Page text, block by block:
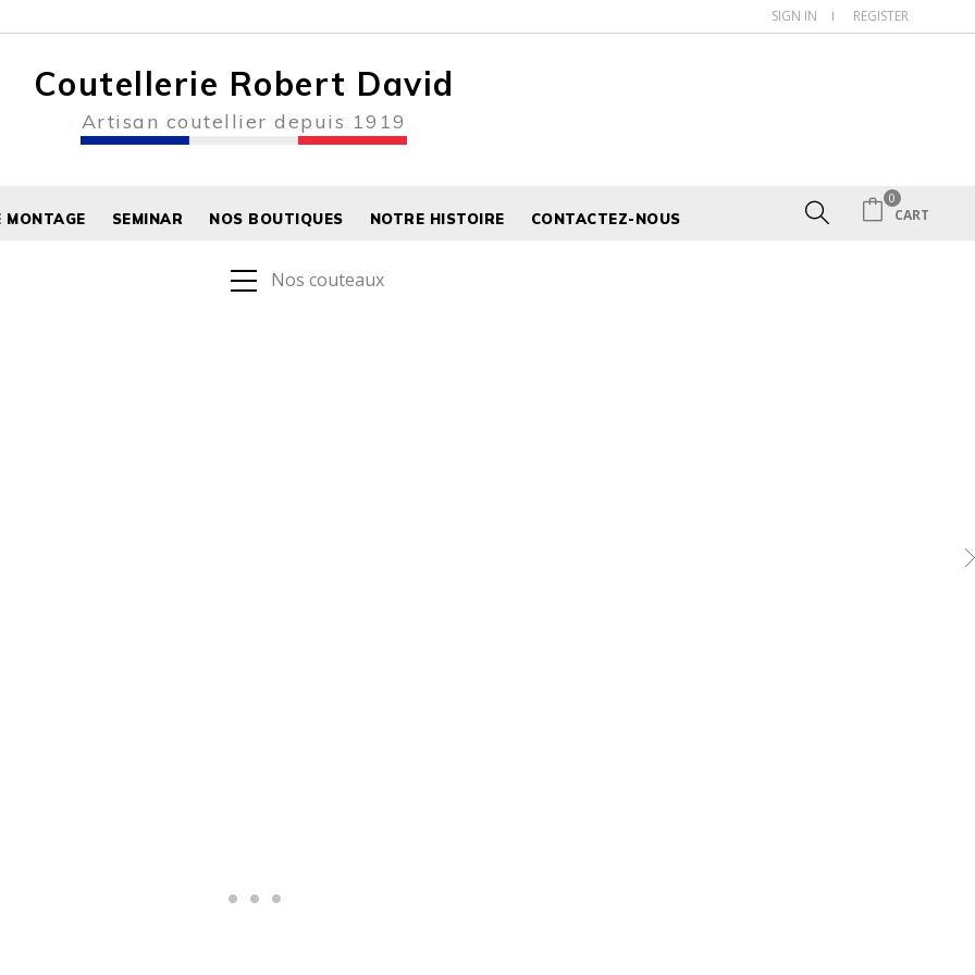
SIGN IN REGISTER
Coutellerie Robert David
Artisan coutellier depuis 1919
MONTAGE SEMINAR NOS BOUTIQUES NOTRE HISTOIRE CONTACTEZ-NOUS
Search
0
CART